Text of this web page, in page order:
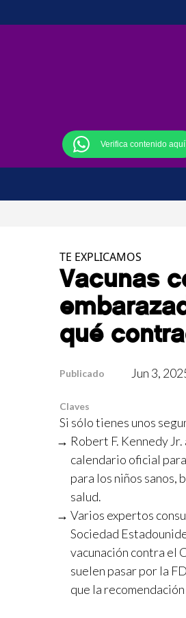
Verifica contenido aquí
TE EXPLICAMOS
Vacunas
qué
Publicado Jun 3,
Claves
Si sólo tienes unos
Robert F. Kennedy
calendario oficial
para los niños sanos,
salud.
Varios expertos
Sociedad
vacunación contra el
suelen pasar por la
que la